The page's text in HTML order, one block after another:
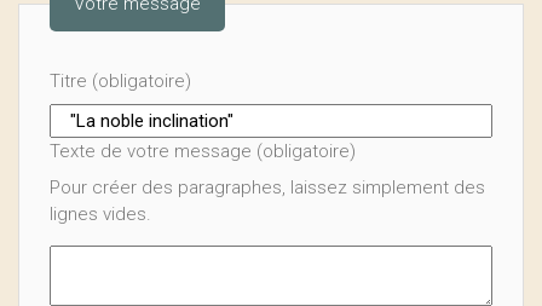
Titre (obligatoire)
Texte de votre message (obligatoire)
Pour créer des paragraphes, laissez simplement des
lignes vides.